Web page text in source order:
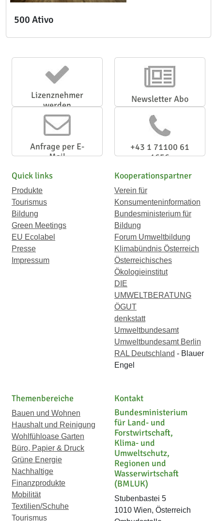
500 Ativo
Lizenznehmer
werden
Newsletter Abo
Anfrage per E-
Mail
+43 1 71100 61
1656
Quick links
Produkte
Tourismus
Bildung
Green Meetings
EU Ecolabel
Presse
Impressum
Kooperationspartner
Verein für
Konsumenteninformation
Bundesministerium für
Bildung
Forum Umweltbildung
Klimabündnis Österreich
Österreichisches
Ökologieinstitut
DIE
UMWELTBERATUNG
ÖGUT
denkstatt
Umweltbundesamt
Umweltbundesamt Berlin
RAL Deutschland - Blauer
Engel
Themenbereiche
Bauen und Wohnen
Haushalt und Reinigung
Wohlfühloase Garten
Büro, Papier & Druck
Grüne Energie
Nachhaltige
Finanzprodukte
Mobilität
Textilien/Schuhe
Tourismus
Kontakt
Bundesministerium
für Land- und
Forstwirtschaft,
Klima- und
Umweltschutz,
Regionen und
Wasserwirtschaft
(BMLUK)
Stubenbastei 5
1010 Wien, Österreich